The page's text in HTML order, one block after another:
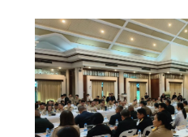
ย้ำการปรับ ครม.ต้องตอบโจท
เศรษฐกิจ